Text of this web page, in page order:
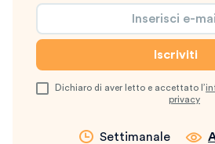
Dichiaro di aver letto e accettato l’
privacy
Settimanale